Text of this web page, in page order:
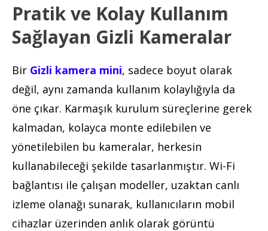
Pratik ve Kolay Kullanım
Sağlayan Gizli Kameralar
Bir Gizli kamera mini, sadece boyut olarak
değil, aynı zamanda kullanım kolaylığıyla da
öne çıkar. Karmaşık kurulum süreçlerine gerek
kalmadan, kolayca monte edilebilen ve
yönetilebilen bu kameralar, herkesin
kullanabileceği şekilde tasarlanmıştır. Wi-Fi
bağlantısı ile çalışan modeller, uzaktan canlı
izleme olanağı sunarak, kullanıcıların mobil
cihazlar üzerinden anlık olarak görüntü